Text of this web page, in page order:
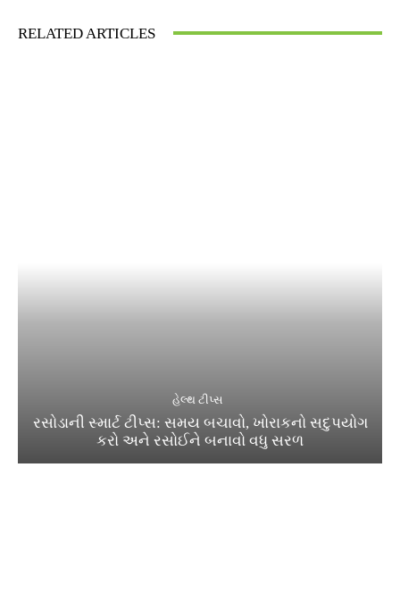
RELATED ARTICLES
હેલ્થ ટીપ્સ
રસોડાની સ્માર્ટ ટીપ્સ: સમય બચાવો, ખોરાકનો સદુપયોગ
કરો અને રસોઈને બનાવો વધુ સરળ